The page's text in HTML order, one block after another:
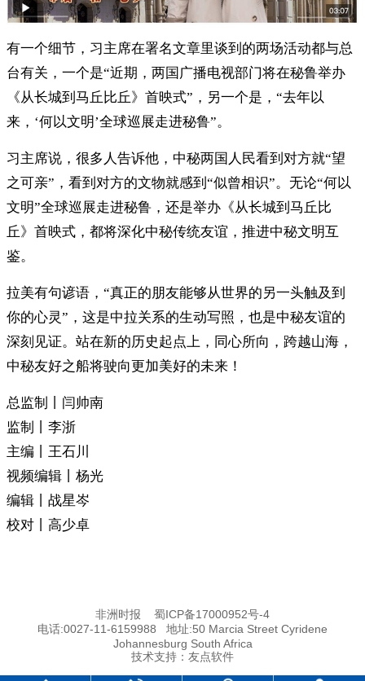
有一个细节，习主席在署名文章里谈到的两场活动都与总
台有关，一个是“近期，两国广播电视部门将在秘鲁举办
《从长城到马丘比丘》首映式”，另一个是，“去年以
来，‘何以文明’全球巡展走进秘鲁”。
习主席说，很多人告诉他，中秘两国人民看到对方就“望
之可亲”，看到对方的文物就感到“似曾相识”。无论“何以
文明”全球巡展走进秘鲁，还是举办《从长城到马丘比
丘》首映式，都将深化中秘传统友谊，推进中秘文明互
鉴。
拉美有句谚语，“真正的朋友能够从世界的另一头触及到
你的心灵”，这是中拉关系的生动写照，也是中秘友谊的
深刻见证。站在新的历史起点上，同心所向，跨越山海，
中秘友好之船将驶向更加美好的未来！
总监制丨闫帅南
监制丨李浙
主编丨王石川
视频编辑丨杨光
编辑丨战星岑
校对丨高少卓
非洲时报 蜀ICP备17000952号-4
电话:0027-11-6159988 地址:50 Marcia Street Cyridene
Johannesburg South Africa
技术支持： 友点软件